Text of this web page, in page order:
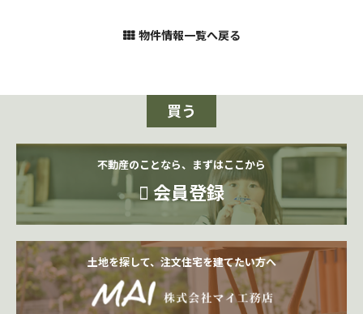
物件情報一覧へ戻る
買う
不動産のことなら、まずはここから
会員登録
土地を探して、注文住宅を建てたい方へ